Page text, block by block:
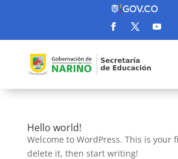
Hello world!
Welcome to WordPress. This is your
delete it, then start writing!